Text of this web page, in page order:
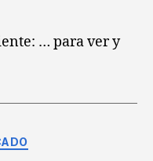
entrada… para ver y